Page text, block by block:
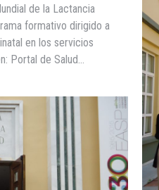
de la Lactancia
formativo dirigido a
en los servicios
Portal de Salud…